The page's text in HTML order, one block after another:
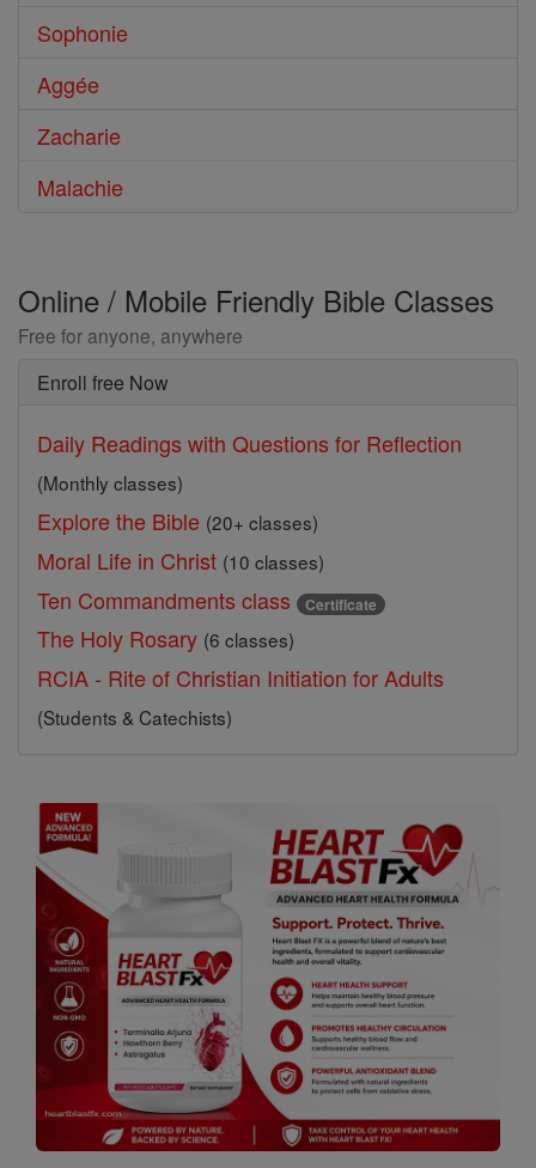
Sophonie
Aggée
Zacharie
Malachie
Online / Mobile Friendly Bible Classes
Free for anyone, anywhere
Enroll free Now
Daily Readings with Questions for Reflection
(Monthly classes)
Explore the Bible (20+ classes)
Moral Life in Christ (10 classes)
Ten Commandments class Certificate
The Holy Rosary (6 classes)
RCIA - Rite of Christian Initiation for Adults
(Students & Catechists)